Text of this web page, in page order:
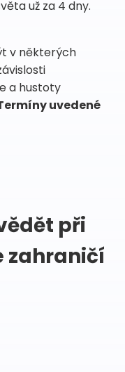
už za 4 dny.
v některých
a hustoty
uvedené
při
zahraničí